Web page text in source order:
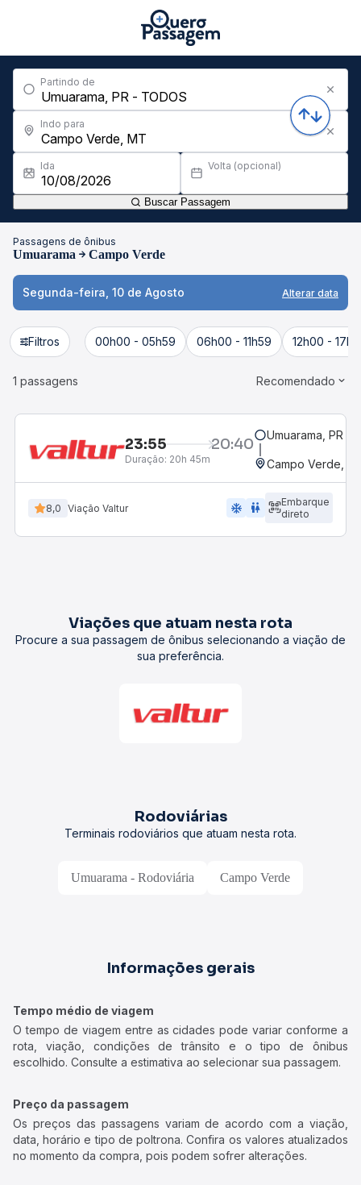
Partindo de
Indo para
Ida Volta (opcional)
Buscar Passagem
Passagens de ônibus
Umuarama Campo Verde
Segunda-feira, 10 de Agosto Alterar data
Filtros 00h00 - 05h59 06h00 - 11h59 12h00 -
1 passagens Recomendado
23:55 20:40
Duração: 20h 45m
Umuarama, PR
Campo Verde,
8,0 Viação Valtur ac_unit wc
Embarque
direto
Viações que atuam nesta rota
Procure a sua passagem de ônibus selecionando a viação de
sua preferência.
Rodoviárias
Terminais rodoviários que atuam nesta rota.
Umuarama - Rodoviária Campo Verde
Informações gerais
Tempo médio de viagem
O tempo de viagem entre as cidades pode variar conforme a
rota, viação, condições de trânsito e o tipo de ônibus
escolhido. Consulte a estimativa ao selecionar sua passagem.
Preço da passagem
Os preços das passagens variam de acordo com a viação,
data, horário e tipo de poltrona. Confira os valores atualizados
no momento da compra, pois podem sofrer alterações.